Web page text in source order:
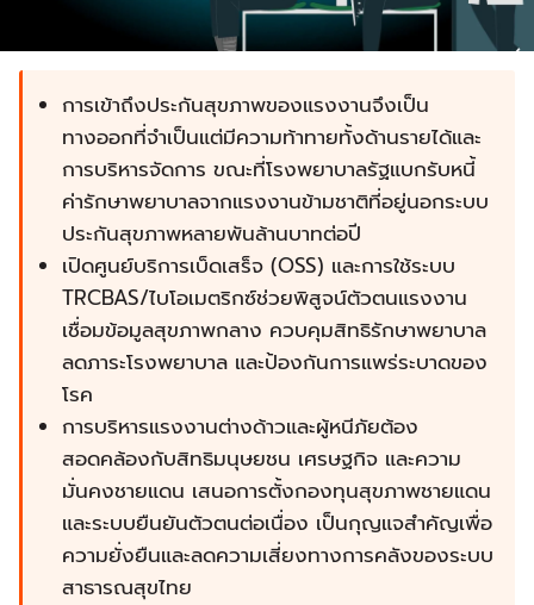
การเข้าถึงประกันสุขภาพของแรงงานจึงเป็น
ทางออกที่จำเป็นแต่มีความท้าทายทั้งด้านรายได้และ
การบริหารจัดการ ขณะที่โรงพยาบาลรัฐแบกรับหนี้
ค่ารักษาพยาบาลจากแรงงานข้ามชาติที่อยู่นอกระบบ
ประกันสุขภาพหลายพันล้านบาทต่อปี
เปิดศูนย์บริการเบ็ดเสร็จ (OSS) และการใช้ระบบ
TRCBAS/ไบโอเมตริกซ์ช่วยพิสูจน์ตัวตนแรงงาน
เชื่อมข้อมูลสุขภาพกลาง ควบคุมสิทธิรักษาพยาบาล
ลดภาระโรงพยาบาล และป้องกันการแพร่ระบาดของ
โรค
การบริหารแรงงานต่างด้าวและผู้หนีภัยต้อง
สอดคล้องกับสิทธิมนุษยชน เศรษฐกิจ และความ
มั่นคงชายแดน เสนอการตั้งกองทุนสุขภาพชายแดน
และระบบยืนยันตัวตนต่อเนื่อง เป็นกุญแจสำคัญเพื่อ
ความยั่งยืนและลดความเสี่ยงทางการคลังของระบบ
สาธารณสุขไทย